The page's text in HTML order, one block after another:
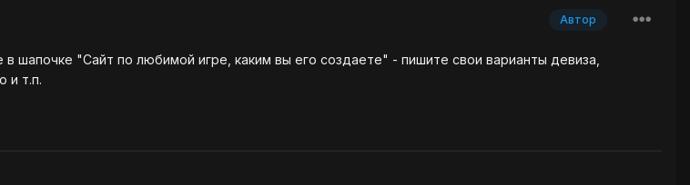
Автор
шапочке "Сайт по любимой игре, каким вы его создаете" - пишите свои варианты девиза,
и т.п.